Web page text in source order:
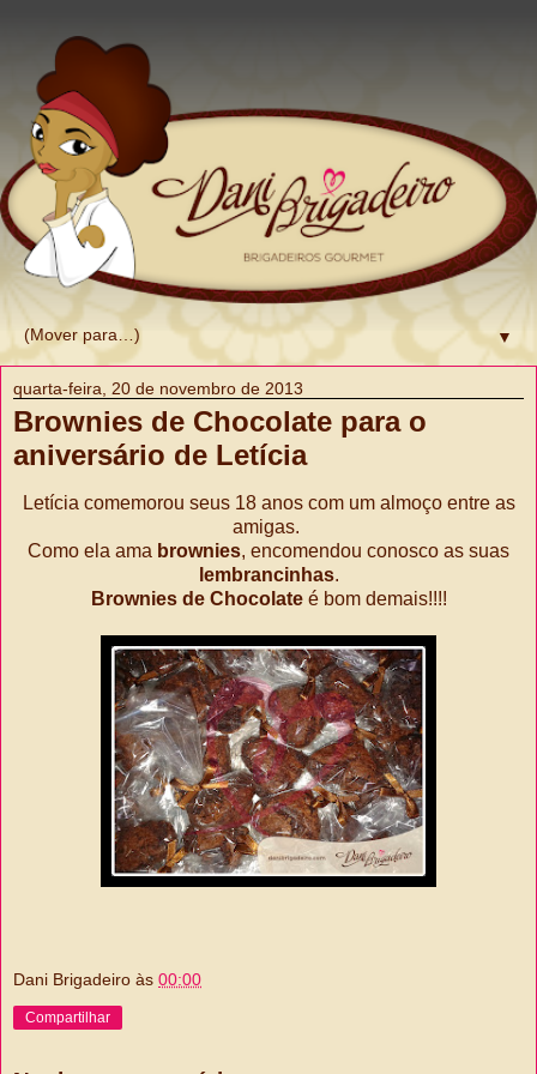
▼
quarta-feira, 20 de novembro de 2013
Brownies de Chocolate para o
aniversário de Letícia
Letícia comemorou seus 18 anos com um almoço entre as
amigas.
Como ela ama brownies, encomendou conosco as suas
lembrancinhas.
Brownies de Chocolateé bom demais!!!!
Dani Brigadeiro às 00:00
Compartilhar